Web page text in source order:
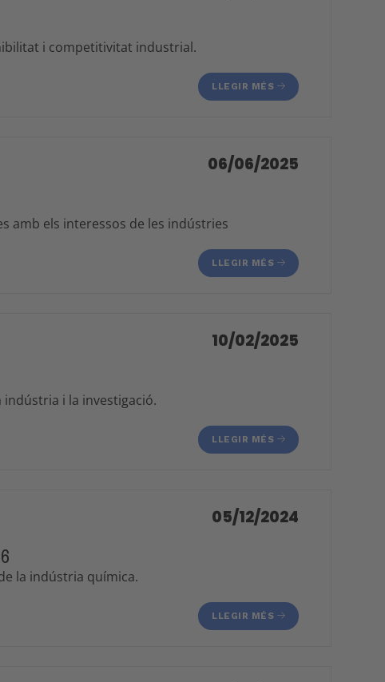
i competitivitat industrial.
LLEGIR MÉS
06/06/2025
amb els interessos de les indústries
LLEGIR MÉS
10/02/2025
indústria i la investigació.
LLEGIR MÉS
05/12/2024
la indústria química.
LLEGIR MÉS